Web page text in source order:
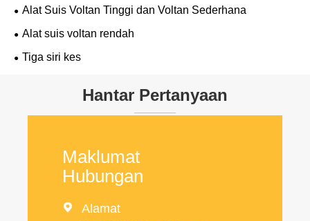
Alat Suis Voltan Tinggi dan Voltan Sederhana
Alat suis voltan rendah
Tiga siri kes
Hantar Pertanyaan
Maklumat
Hubungan
 Alamat